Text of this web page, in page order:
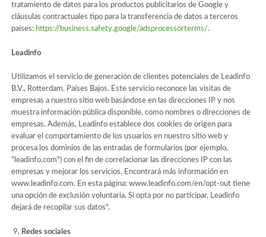
tratamiento de datos para los productos publicitarios de Google y
cláusulas contractuales tipo para la transferencia de datos a terceros
países: https://business.safety.google/adsprocessorterms/.
Leadinfo
Utilizamos el servicio de generación de clientes potenciales de Leadinfo
B.V., Rotterdam, Países Bajos. Este servicio reconoce las visitas de
empresas a nuestro sitio web basándose en las direcciones IP y nos
muestra información pública disponible, como nombres o direcciones de
empresas. Además, Leadinfo establece dos cookies de origen para
evaluar el comportamiento de los usuarios en nuestro sitio web y
procesa los dominios de las entradas de formularios (por ejemplo,
"leadinfo.com") con el fin de correlacionar las direcciones IP con las
empresas y mejorar los servicios. Encontrará más información en
www.leadinfo.com. En esta página: www.leadinfo.com/en/opt-out tiene
una opción de exclusión voluntaria. Si opta por no participar, Leadinfo
dejará de recopilar sus datos".
Redes sociales